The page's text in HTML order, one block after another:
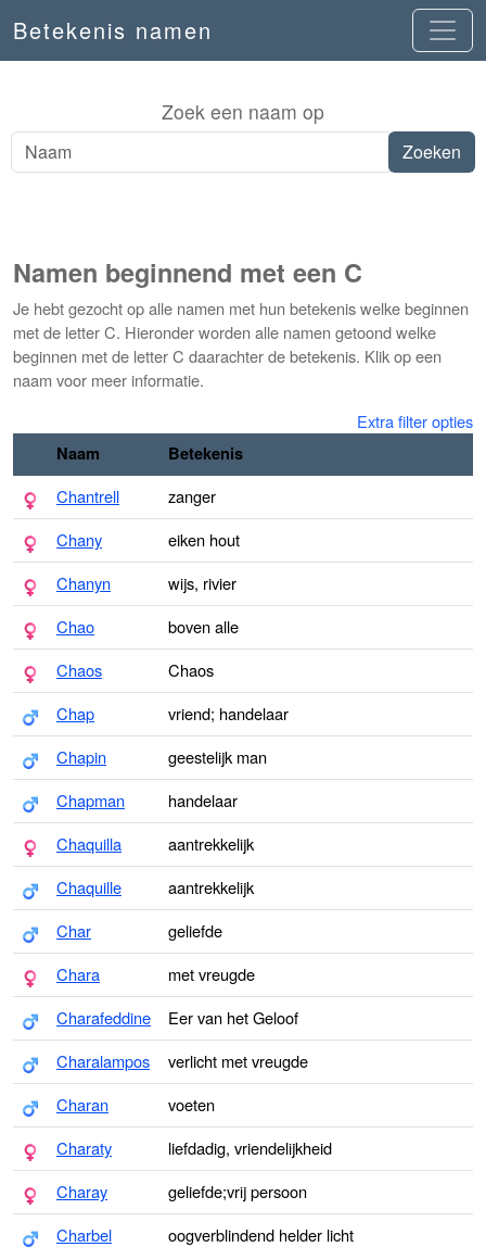
Betekenis namen
Zoek een naam op
Namen beginnend met een C
Je hebt gezocht op alle namen met hun betekenis welke beginnen
met de letter C. Hieronder worden alle namen getoond welke
beginnen met de letter C daarachter de betekenis. Klik op een
naam voor meer informatie.
Extra filter opties
Naam
Betekenis
Chantrell
zanger
Chany
eiken hout
Chanyn
wijs, rivier
Chao
boven alle
Chaos
Chaos
Chap
vriend; handelaar
Chapin
geestelijk man
Chapman
handelaar
Chaquilla
aantrekkelijk
Chaquille
aantrekkelijk
Char
geliefde
Chara
met vreugde
Charafeddine
Eer van het Geloof
Charalampos
verlicht met vreugde
Charan
voeten
Charaty
liefdadig, vriendelijkheid
Charay
geliefde;vrij persoon
Charbel
oogverblindend helder licht